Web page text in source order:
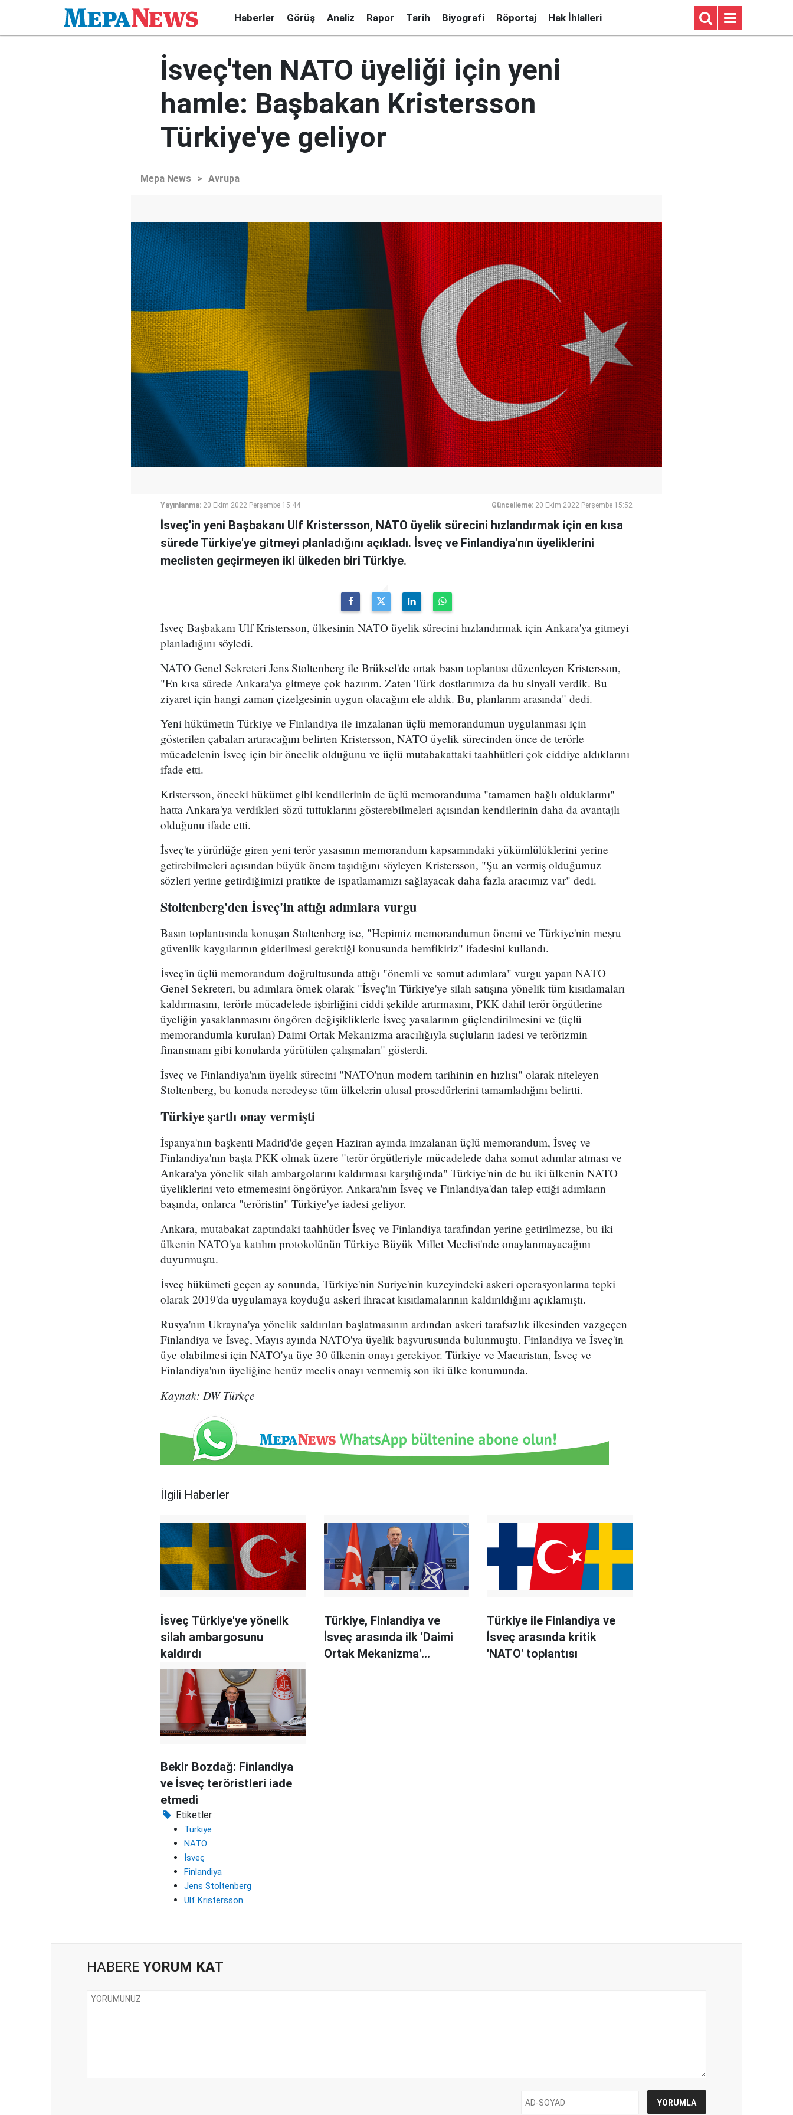
Haberler Görüş Analiz Rapor Tarih Biyografi Röportaj Hak İhlalleri
İsveç'ten NATO üyeliği için yeni
hamle: Başbakan Kristersson
Türkiye'ye geliyor
Mepa News > Avrupa
Yayınlanma: 20 Ekim 2022 Perşembe 15:44 Güncelleme: 20 Ekim 2022 Perşembe 15:52
İsveç'in yeni Başbakanı Ulf Kristersson, NATO üyelik sürecini hızlandırmak için en kısa
sürede Türkiye'ye gitmeyi planladığını açıkladı. İsveç ve Finlandiya'nın üyeliklerini
meclisten geçirmeyen iki ülkeden biri Türkiye.
İsveç Başbakanı Ulf Kristersson, ülkesinin NATO üyelik sürecini hızlandırmak için Ankara'ya gitmeyi
planladığını söyledi.
NATO Genel Sekreteri Jens Stoltenberg ile Brüksel'de ortak basın toplantısı düzenleyen Kristersson,
"En kısa sürede Ankara'ya gitmeye çok hazırım. Zaten Türk dostlarımıza da bu sinyali verdik. Bu
ziyaret için hangi zaman çizelgesinin uygun olacağını ele aldık. Bu, planlarım arasında" dedi.
Yeni hükümetin Türkiye ve Finlandiya ile imzalanan üçlü memorandumun uygulanması için
gösterilen çabaları artıracağını belirten Kristersson, NATO üyelik sürecinden önce de terörle
mücadelenin İsveç için bir öncelik olduğunu ve üçlü mutabakattaki taahhütleri çok ciddiye aldıklarını
ifade etti.
Kristersson, önceki hükümet gibi kendilerinin de üçlü memoranduma "tamamen bağlı olduklarını"
hatta Ankara'ya verdikleri sözü tuttuklarını gösterebilmeleri açısından kendilerinin daha da avantajlı
olduğunu ifade etti.
İsveç'te yürürlüğe giren yeni terör yasasının memorandum kapsamındaki yükümlülüklerini yerine
getirebilmeleri açısından büyük önem taşıdığını söyleyen Kristersson, "Şu an vermiş olduğumuz
sözleri yerine getirdiğimizi pratikte de ispatlamamızı sağlayacak daha fazla aracımız var" dedi.
Stoltenberg'den İsveç'in attığı adımlara vurgu
Basın toplantısında konuşan Stoltenberg ise, "Hepimiz memorandumun önemi ve Türkiye'nin meşru
güvenlik kaygılarının giderilmesi gerektiği konusunda hemfikiriz" ifadesini kullandı.
İsveç'in üçlü memorandum doğrultusunda attığı "önemli ve somut adımlara" vurgu yapan NATO
Genel Sekreteri, bu adımlara örnek olarak "İsveç'in Türkiye'ye silah satışına yönelik tüm kısıtlamaları
kaldırmasını, terörle mücadelede işbirliğini ciddi şekilde artırmasını, PKK dahil terör örgütlerine
üyeliğin yasaklanmasını öngören değişikliklerle İsveç yasalarının güçlendirilmesini ve (üçlü
memorandumla kurulan) Daimi Ortak Mekanizma aracılığıyla suçluların iadesi ve terörizmin
finansmanı gibi konularda yürütülen çalışmaları" gösterdi.
İsveç ve Finlandiya'nın üyelik sürecini "NATO'nun modern tarihinin en hızlısı" olarak niteleyen
Stoltenberg, bu konuda neredeyse tüm ülkelerin ulusal prosedürlerini tamamladığını belirtti.
Türkiye şartlı onay vermişti
İspanya'nın başkenti Madrid'de geçen Haziran ayında imzalanan üçlü memorandum, İsveç ve
Finlandiya'nın başta PKK olmak üzere "terör örgütleriyle mücadelede daha somut adımlar atması ve
Ankara'ya yönelik silah ambargolarını kaldırması karşılığında" Türkiye'nin de bu iki ülkenin NATO
üyeliklerini veto etmemesini öngörüyor. Ankara'nın İsveç ve Finlandiya'dan talep ettiği adımların
başında, onlarca "teröristin" Türkiye'ye iadesi geliyor.
Ankara, mutabakat zaptındaki taahhütler İsveç ve Finlandiya tarafından yerine getirilmezse, bu iki
ülkenin NATO'ya katılım protokolünün Türkiye Büyük Millet Meclisi'nde onaylanmayacağını
duyurmuştu.
İsveç hükümeti geçen ay sonunda, Türkiye'nin Suriye'nin kuzeyindeki askeri operasyonlarına tepki
olarak 2019'da uygulamaya koyduğu askeri ihracat kısıtlamalarının kaldırıldığını açıklamıştı.
Rusya'nın Ukrayna'ya yönelik saldırıları başlatmasının ardından askeri tarafsızlık ilkesinden vazgeçen
Finlandiya ve İsveç, Mayıs ayında NATO'ya üyelik başvurusunda bulunmuştu. Finlandiya ve İsveç'in
üye olabilmesi için NATO'ya üye 30 ülkenin onayı gerekiyor. Türkiye ve Macaristan, İsveç ve
Finlandiya'nın üyeliğine henüz meclis onayı vermemiş son iki ülke konumunda.
Kaynak: DW Türkçe
İlgili Haberler
İsveç Türkiye'ye yönelik
silah ambargosunu
kaldırdı
Türkiye, Finlandiya ve
İsveç arasında ilk 'Daimi
Ortak Mekanizma'
Türkiye ile Finlandiya ve
İsveç arasında kritik
'NATO' toplantısı
Bekir Bozdağ: Finlandiya
ve İsveç teröristleri iade
etmedi
Etiketler :
Türkiye
NATO
İsveç
Finlandiya
Jens Stoltenberg
Ulf Kristersson
HABERE YORUM KAT